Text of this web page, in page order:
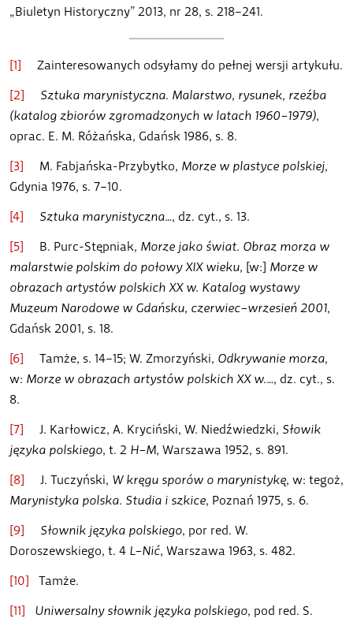
„Biuletyn Historyczny” 2013, nr 28, s. 218–241.
[1] Zainteresowanych odsyłamy do pełnej wersji artykułu.
[2]
Sztuka marynistyczna. Malarstwo, rysunek, rzeźba
(katalog zbiorów zgromadzonych w latach 1960–1979),
oprac. E. M. Różańska, Gdańsk 1986, s. 8.
[3] M. Fabjańska-Przybytko, Morze w plastyce polskiej,
Gdynia 1976, s. 7–10.
[4]
Sztuka marynistyczna…, dz. cyt., s. 13.
[5] B. Purc-Stępniak, Morze jako świat. Obraz morza w
malarstwie polskim do połowy XIX wieku, [w:] Morze w
obrazach artystów polskich XX w. Katalog wystawy
Muzeum Narodowe w Gdańsku, czerwiec–wrzesień 2001,
Gdańsk 2001, s. 18.
[6] Tamże, s. 14–15; W. Zmorzyński, Odkrywanie morza,
w: Morze w obrazach artystów polskich XX w.…, dz. cyt., s.
8.
[7] J. Karłowicz, A. Kryciński, W. Niedźwiedzki, Słowik
języka polskiego, t. 2 H–M, Warszawa 1952, s. 891.
[8] J. Tuczyński, W kręgu sporów o marynistykę, w: tegoż,
Marynistyka polska. Studia i szkice, Poznań 1975, s. 6.
[9]
Słownik języka polskiego, por red. W.
Doroszewskiego, t. 4 L–Nić, Warszawa 1963, s. 482.
[10] Tamże.
[11]
Uniwersalny słownik języka polskiego, pod red. S.